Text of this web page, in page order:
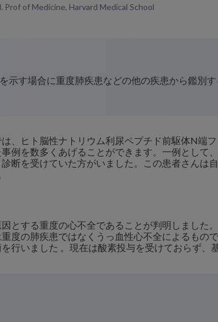
of Medicine, Harvard Medical School
示す場合に重度肺疾患などの他の疾患から鑑別
、ヒト脳性ナトリウム利尿ペプチド前駆体N端
例を数多くあげることができます。一例として
断を受けていた方がいました。この患者さんは
とする重度の心不全であることが判明しました
度の肺疾患ではなくうっ血性心不全によるもの
行いました 。現在は酸素投与を受けておらず、